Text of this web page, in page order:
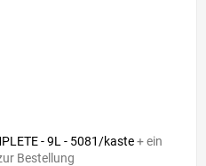
- 9L - 5081/kaste+ ein
Bestellung